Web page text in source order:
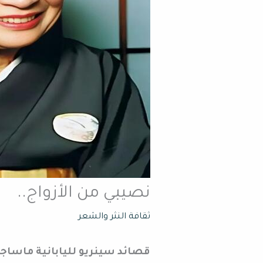
نصيبي من الأزواج..
ثقافة النثر والشعر
قصائد سينريو لليابانية